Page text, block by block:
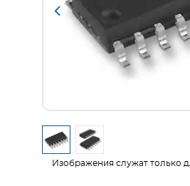
Изображения служат только